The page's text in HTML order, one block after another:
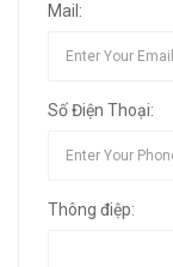
Mail:
Số Điện Thoại:
Thông điệp: